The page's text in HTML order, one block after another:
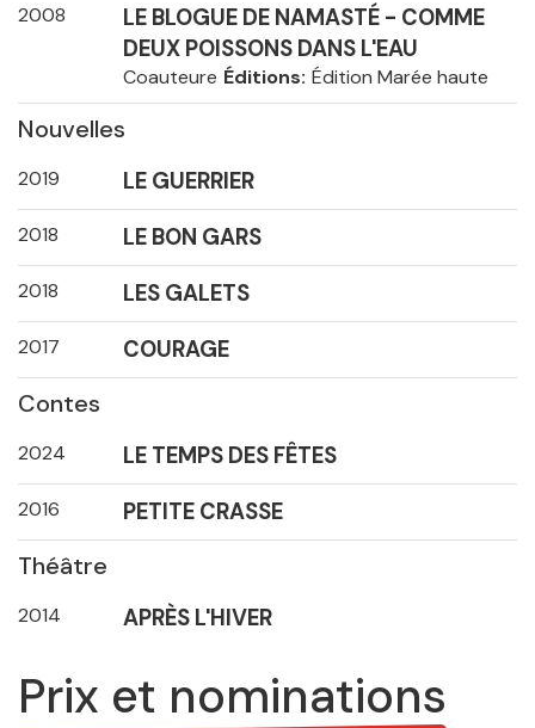
2008
LE BLOGUE DE NAMASTÉ - COMME
DEUX POISSONS DANS L'EAU
Coauteure Éditions Édition Marée haute
Nouvelles
2019 LE GUERRIER
2018 LE BON GARS
2018 LES GALETS
2017 COURAGE
Contes
2024 LE TEMPS DES FÊTES
2016 PETITE CRASSE
Théâtre
2014 APRÈS L'HIVER
Prix et nominations